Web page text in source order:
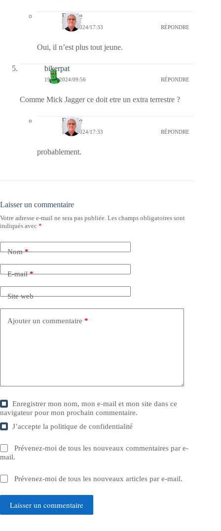
Bernie
19/06/2024/17:33 RÉPONDRE
Oui, il n’est plus tout jeune.
bikerpat
19/06/2024/09:56 RÉPONDRE
Comme Mick Jagger ce doit etre un extra terrestre ?
Bernie
19/06/2024/17:33 RÉPONDRE
probablement.
Laisser un commentaire
Votre adresse e-mail ne sera pas publiée. Les champs obligatoires sont
indiqués avec *
Nom*
E-mail*
Site web
Ajouter un commentaire *
Enregistrer mon nom, mon e-mail et mon site dans ce
navigateur pour mon prochain commentaire.
J’accepte lapolitique de confidentialité
Prévenez-moi de tous les nouveaux commentaires par e-
mail.
Prévenez-moi de tous les nouveaux articles par e-mail.
Laisser un commentaire